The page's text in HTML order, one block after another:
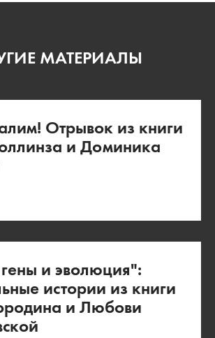
МАТЕРИАЛЫ
Отрывок из книги
и Доминика
и эволюция":
истории из книги
и Любови